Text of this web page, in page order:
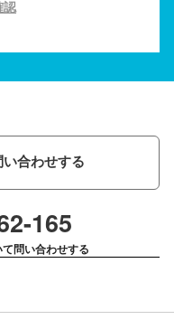
認
合わせする
165
問い合わせする